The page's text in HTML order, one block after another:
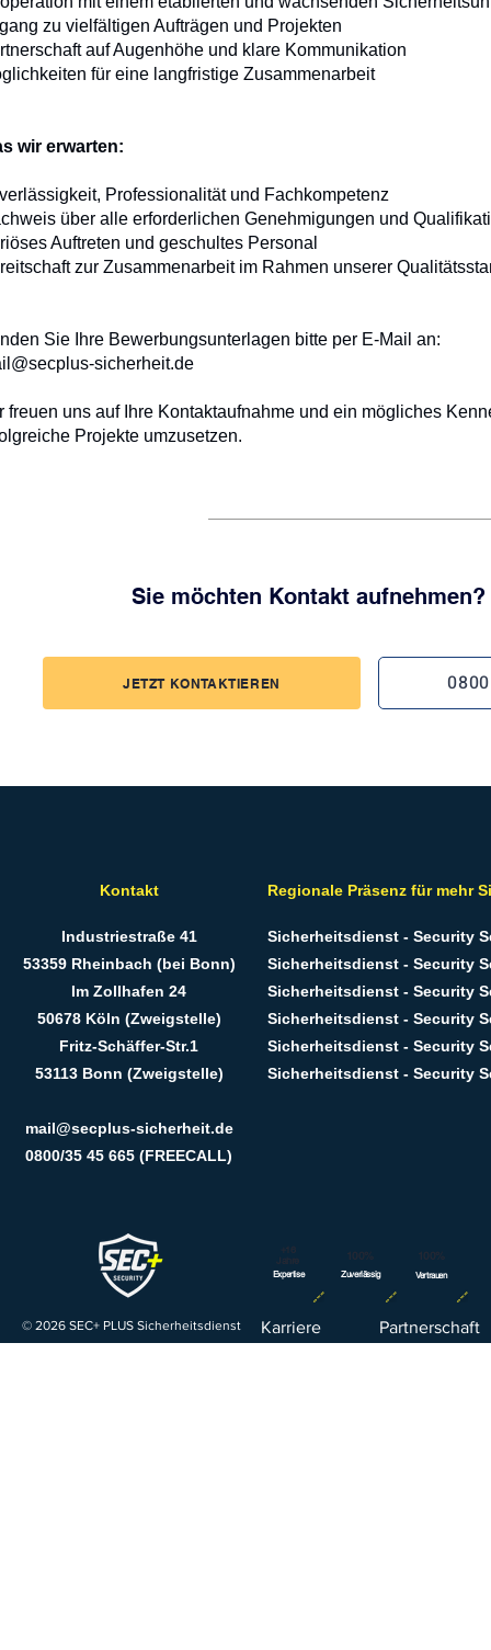
zu vielfältigen Aufträgen und Projekten
auf Augenhöhe und klare Kommunikation
für eine langfristige Zusammenarbeit
wir erwarten:
Professionalität und Fachkompetenz
über alle erforderlichen Genehmigungen und
Auftreten und geschultes Personal
zur Zusammenarbeit im Rahmen unserer
Sie Ihre Bewerbungsunterlagen bitte per E-Mail an:
sicherheit.de
freuen uns auf Ihre Kontaktaufnahme und ein mögliches
Projekte umzusetzen.
Sie möchten Kontakt
JETZT KONTAKTIEREN
Kontakt
Industriestraße 41
53359 Rheinbach (bei Bonn)
Im Zollhafen 24
50678 Köln (Zweigstelle)
Fritz-Schäffer-Str.1
53113 Bonn (Zweigstelle)
mail@secplus-sicherheit.de
0800/35 45 665 (FREECALL)
© 2026 SEC+ PLUS Sicherheitsdienst
Regionale Präsenz für mehr
Sicherheitsdienst - Security
Sicherheitsdienst - Security
Sicherheitsdienst - Security
Sicherheitsdienst - Security
Sicherheitsdienst - Security
Sicherheitsdienst - Security
Expertise
+16
Jahre
100%
Zuverlässig
100%
Vertrauen
Karriere Partnerschaft